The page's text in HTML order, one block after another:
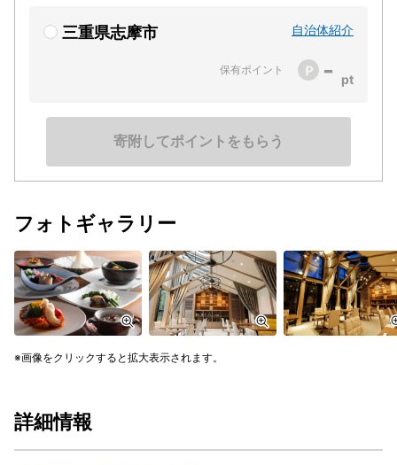
三重県志摩市 自治体紹介
保有ポイント -
寄附してポイントをもらう
フォトギャラリー
画像をクリックすると拡大表示されます。
詳細情報